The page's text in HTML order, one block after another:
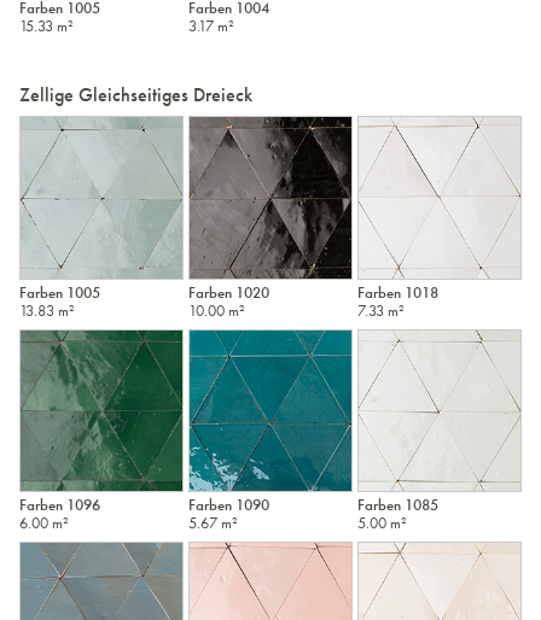
Farben 1005
15.33 m²
Farben 1004
3.17 m²
Zellige Gleichseitiges Dreieck
Farben 1005
13.83 m²
Farben 1020
10.00 m²
Farben 1018
7.33 m²
Farben 1096
6.00 m²
Farben 1090
5.67 m²
Farben 1085
5.00 m²